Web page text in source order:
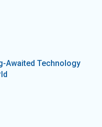
Awaited Technology